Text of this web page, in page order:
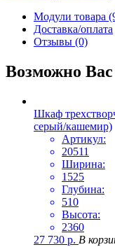
Модули товара
Доставка/оплата
Отзывы (0)
Возможно
Шкаф
серый/кашемир)
Артикул:
20511
Ширина:
1525
Глубина:
510
Высота:
2360
27 730 р. В